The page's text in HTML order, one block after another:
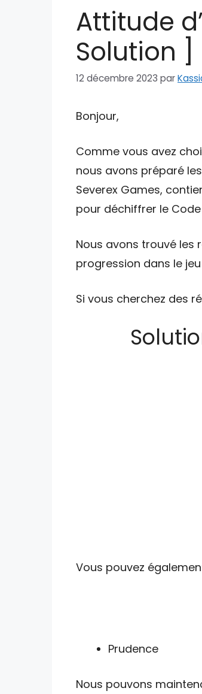
Attitude
Solution ]
12 décembre 2023 par
Bonjour,
Comme vous avez
nous avons préparé
Severex Games,
pour déchiffrer le
Nous avons trouvé
progression dans le
Si vous cherchez des
Vous pouvez
Prudence
Nous pouvons